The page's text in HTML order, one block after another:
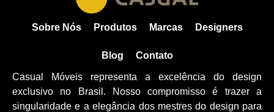
Sobre Nós Produtos Marcas Designers
Blog Contato
Casual Móveis representa a excelência do design
exclusivo no Brasil. Nosso compromisso é trazer a
singularidade e a elegância dos mestres do design para